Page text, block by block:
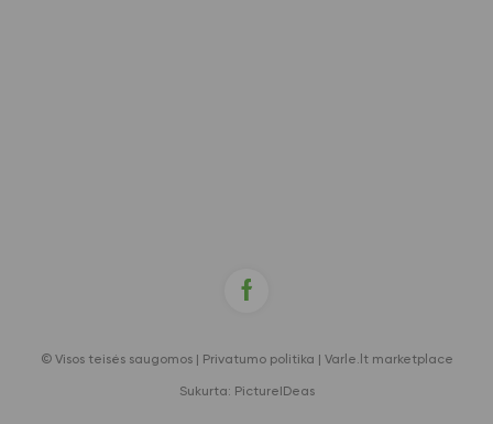
© Visos teisės saugomos | Privatumo politika Varle.lt marketplace
Sukurta: PictureIDeas